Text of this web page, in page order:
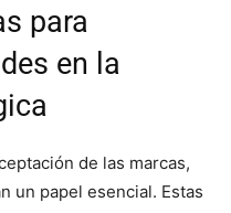
para
en la
de las marcas,
un papel esencial. Estas